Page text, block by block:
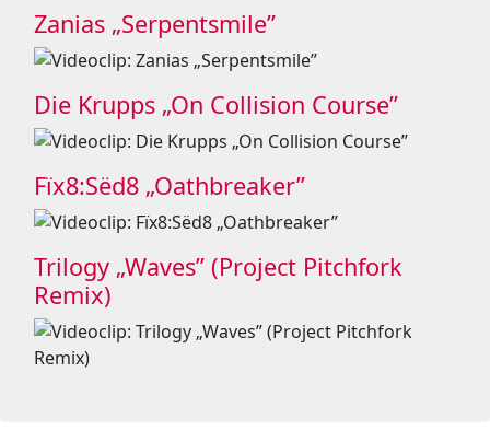
Zanias „Serpentsmile”
Die Krupps „On Collision Course”
Fïx8:Sëd8 „Oathbreaker”
Trilogy „Waves” (Project Pitchfork
Remix)